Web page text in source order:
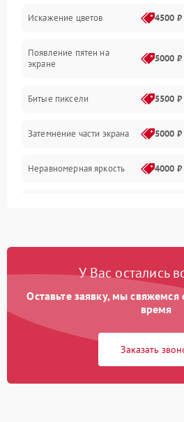
Звук и аудиосистема
Сигнал и приём каналов
Механические повреждения
Программное обеспечение
Сеть и подключения
Аудио
Сетевая
Искажение цветов 4500 ₽
Появление пятен на
экране
5000 ₽
Битые пиксели 5500 ₽
Затемнение части экрана 5000 ₽
Неравномерная яркость 4000 ₽
У Вас остались
Оставьте заявку, мы
время
Заказать